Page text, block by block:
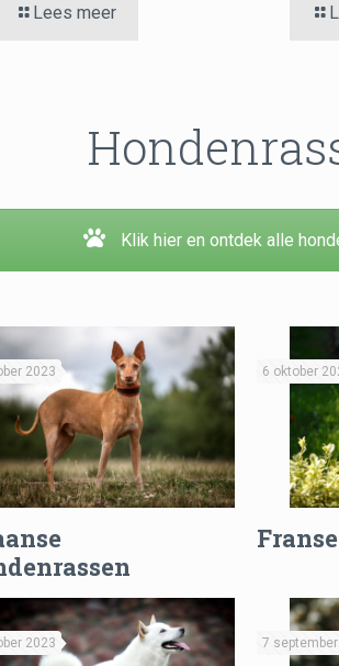
Lees meer
Klik hier en ontdek alle
2023 6 oktober
2023 7